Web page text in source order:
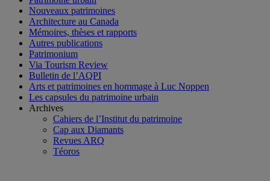
Nouveaux patrimoines
Architecture au Canada
Mémoires, thèses et rapports
Autres publications
Patrimonium
Via Tourism Review
Bulletin de l’AQPI
Arts et patrimoines en hommage à Luc Noppen
Les capsules du patrimoine urbain
Archives
Cahiers de l’Institut du patrimoine
Cap aux Diamants
Revues ARQ
Téoros